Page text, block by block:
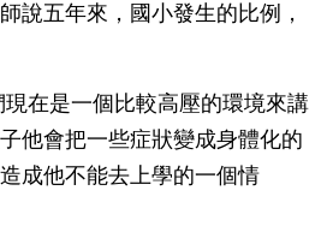
說五年來，國小發生的比例，
在是一個比較高壓的環境來講
他會把一些症狀變成身體化的
成他不能去上學的一個情